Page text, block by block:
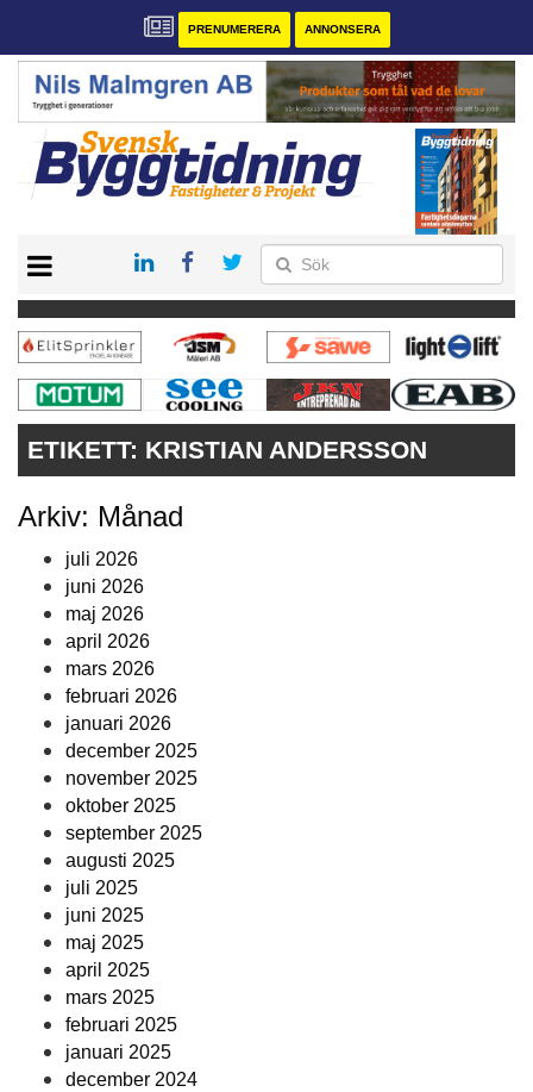
PRENUMERERA ANNONSERA
PRENUMERERA
VÅRA ANDRA MAGASIN
ANNONSERA
KONTAKT
ETIKETT: KRISTIAN ANDERSSON
Arkiv: Månad
juli 2026
juni 2026
maj 2026
april 2026
mars 2026
februari 2026
januari 2026
december 2025
november 2025
oktober 2025
september 2025
augusti 2025
juli 2025
juni 2025
maj 2025
april 2025
mars 2025
februari 2025
januari 2025
december 2024